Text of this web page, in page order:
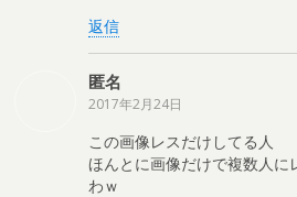
返信
匿名
2017年2月24日
この画像レスだけしてる人
ほんとに画像だけで複数人に
わｗ